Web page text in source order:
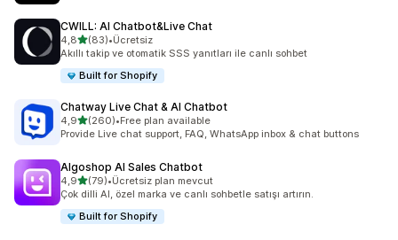
CWILL: AI Chatbot&Live Chat
4,85 yıldız üzerinden
(83)
toplam 83 değerlendirme
•Ücretsiz
Akıllı takip ve otomatik SSS yanıtları ile canlı sohbet
Built for Shopify
Chatway Live Chat & AI Chatbot
4,95 yıldız üzerinden
(260)
toplam 260 değerlendirme
•Free plan available
Provide Live chat support, FAQ, WhatsApp inbox & chat buttons
Algoshop AI Sales Chatbot
4,95 yıldız üzerinden
(79)
toplam 79 değerlendirme
•Ücretsiz plan mevcut
Çok dilli AI, özel marka ve canlı sohbetle satışı artırın.
Built for Shopify